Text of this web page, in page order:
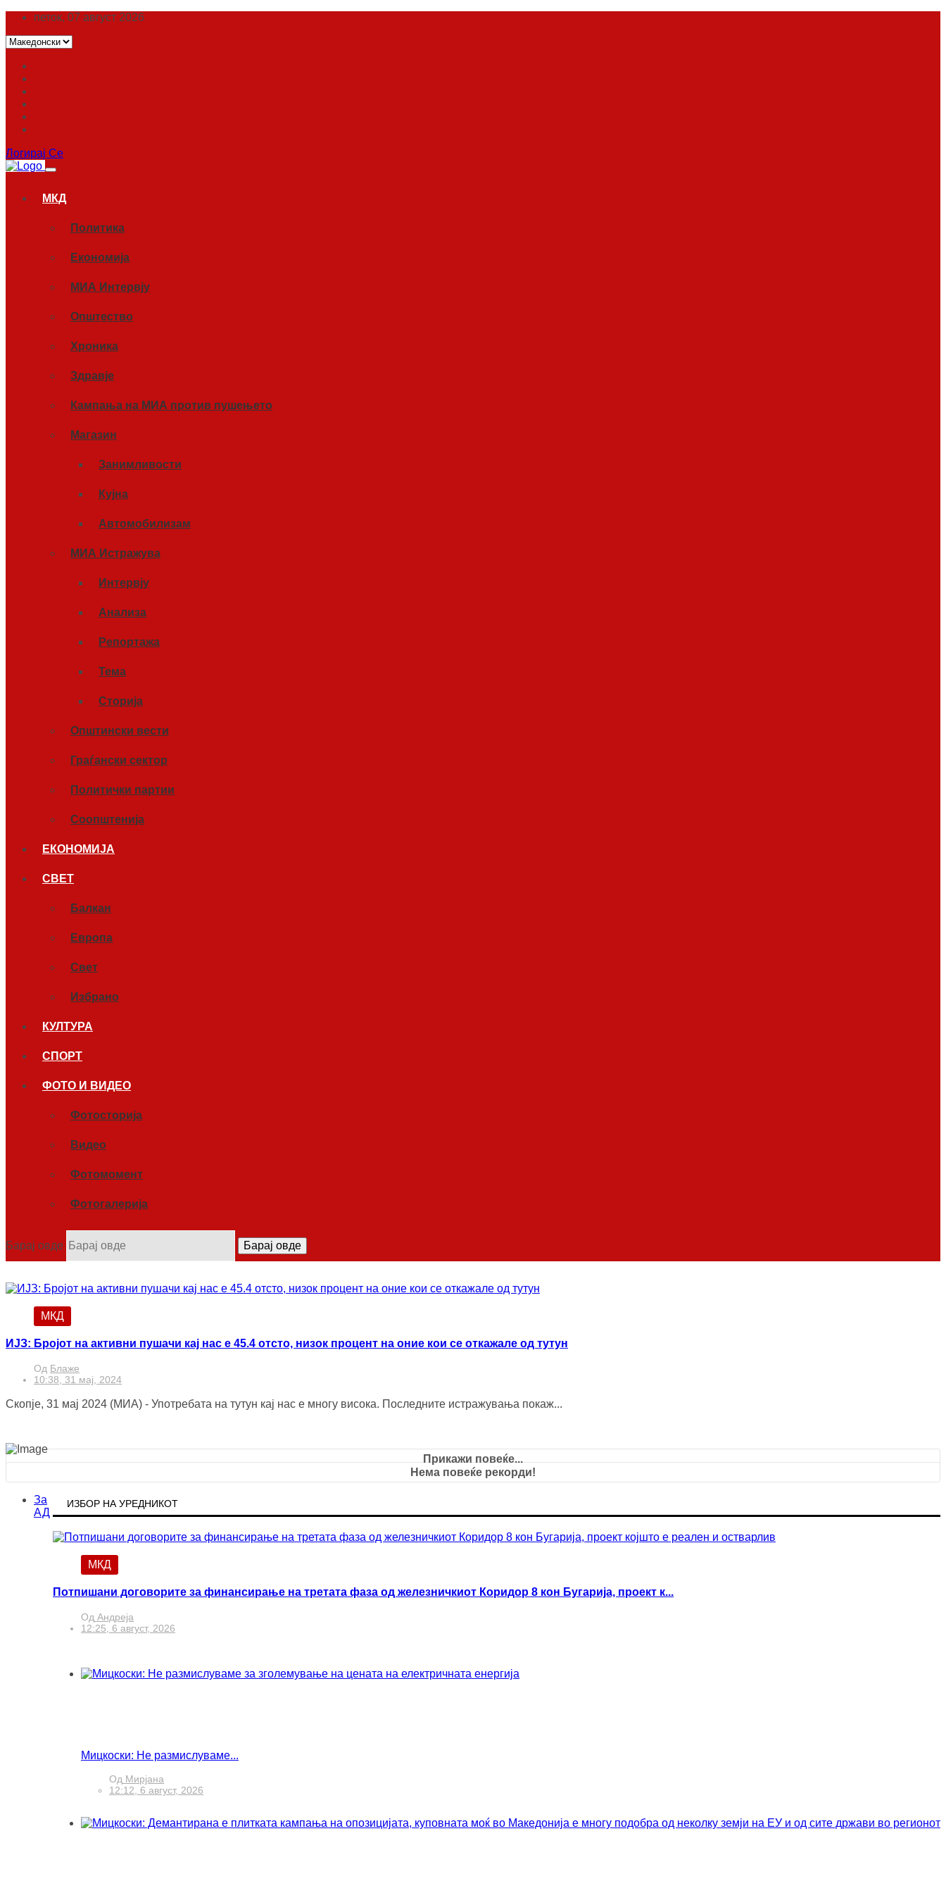
петок, 07 август 2026
Логирај Се
МКД
Политика
Економија
МИА Интервју
Општество
Хроника
Здравје
Кампања на МИА против пушењето
Магазин
Занимливости
Кујна
Автомобилизам
МИА Истражува
Интервју
Анализа
Репортажа
Тема
Сторија
Општински вести
Граѓански сектор
Политички партии
Соопштенија
ЕКОНОМИЈА
СВЕТ
Балкан
Европа
Свет
Избрано
КУЛТУРА
СПОРТ
ФОТО И ВИДЕО
Фотосторија
Видео
Фотомомент
Фотогалерија
Барај овде Барај овде
МКД
ИЈЗ: Бројот на активни пушачи кај нас е 45.4 отсто, низок процент на оние кои се откажале од тутун
Од Блаже
10:38, 31 мај, 2024
Скопје, 31 мај 2024 (МИА) - Употребата на тутун кај нас е многу висока. Последните истражувања покаж...
Прикажи повеќе...
Нема повеќе рекорди!
ИЗБОР НА УРЕДНИКОТ
МКД
Потпишани договорите за финансирање на третата фаза од железничкиот Коридор 8 кон Бугарија, проект к...
Од Андреја
12:25, 6 август, 2026
Мицкоски: Не размислуваме...
Од Мирјана
12:12, 6 август, 2026
За
АД